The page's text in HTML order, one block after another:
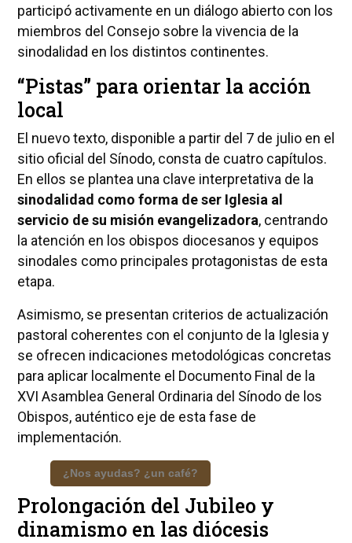
participó activamente en un diálogo abierto con los
miembros del Consejo sobre la vivencia de la
sinodalidad en los distintos continentes.
“Pistas” para orientar la acción
local
El nuevo texto, disponible a partir del 7 de julio en el
sitio oficial del Sínodo, consta de cuatro capítulos.
En ellos se plantea una clave interpretativa de la
sinodalidad como forma de ser Iglesia al
servicio de su misión evangelizadora, centrando
la atención en los obispos diocesanos y equipos
sinodales como principales protagonistas de esta
etapa.
Asimismo, se presentan criterios de actualización
pastoral coherentes con el conjunto de la Iglesia y
se ofrecen indicaciones metodológicas concretas
para aplicar localmente el Documento Final de la
XVI Asamblea General Ordinaria del Sínodo de los
Obispos, auténtico eje de esta fase de
implementación.
¿Nos ayudas? ¿un café?
Prolongación del Jubileo y
dinamismo en las diócesis